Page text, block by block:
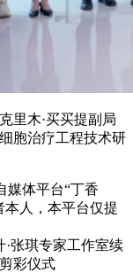
里木·买买提副局
胞治疗工程技术研
媒体平台“丁香
本人，本平台仅提
张琪专家工作室续
彩仪式